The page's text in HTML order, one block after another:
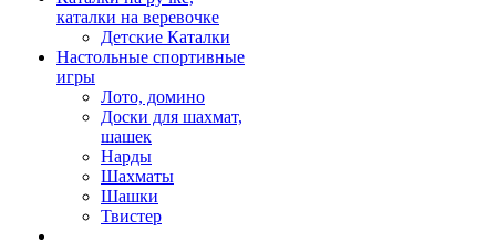
каталки на веревочке
Детские Каталки
Настольные спортивные
игры
Лото, домино
Доски для шахмат,
шашек
Нарды
Шахматы
Шашки
Твистер